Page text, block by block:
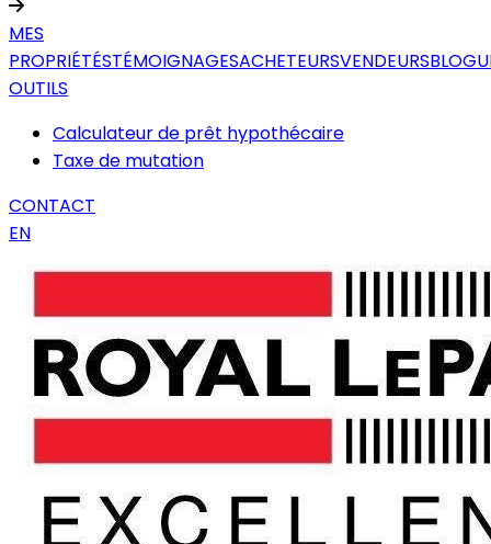
MES
PROPRIÉTÉSTÉMOIGNAGESACHETEURSVENDEURS
OUTILS
Calculateur de prêt hypothécaire
Taxe de mutation
CONTACT
EN